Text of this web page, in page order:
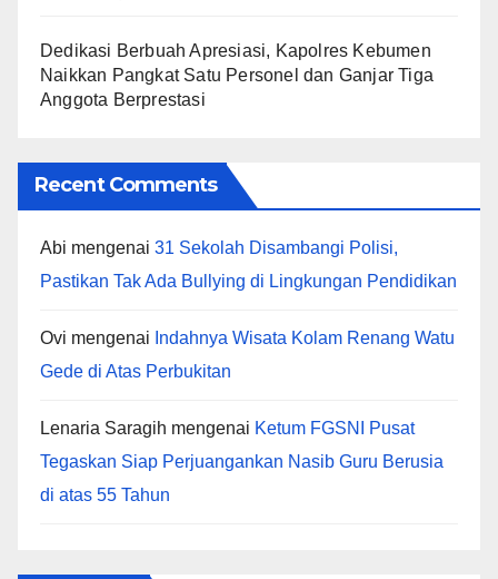
Dedikasi Berbuah Apresiasi, Kapolres Kebumen
Naikkan Pangkat Satu Personel dan Ganjar Tiga
Anggota Berprestasi
Recent Comments
Abi mengenai 31 Sekolah Disambangi Polisi,
Pastikan Tak Ada Bullying di Lingkungan Pendidikan
Ovi mengenai Indahnya Wisata Kolam Renang Watu
Gede di Atas Perbukitan
Lenaria Saragih mengenai Ketum FGSNI Pusat
Tegaskan Siap Perjuangankan Nasib Guru Berusia
di atas 55 Tahun